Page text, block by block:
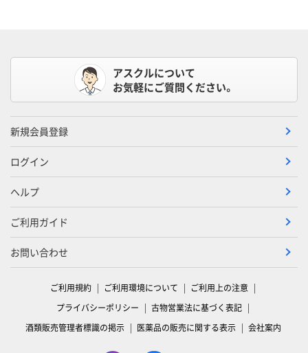
アスクルについて
お気軽にご質問ください。
新規会員登録
ログイン
ヘルプ
ご利用ガイド
お問い合わせ
ご利用規約 ご利用環境について
ご利用上の注意
プライバシーポリシー
古物営業法に基づく表記
酒類販売管理者標識の掲示
医薬品の販売に関する表示 会社案内